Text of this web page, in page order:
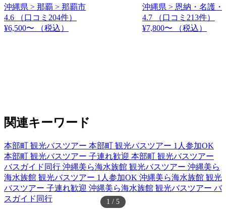
1 / 5
沖縄県 > 那覇 > 那覇市
4.6
（口コミ204件）
¥6,500〜
（税込）
沖縄県 > 恩納・名護・
4.7
（口コミ213件）
¥7,800〜
（税込）
関連キーワード
本部町 観光バスツアー 本部町 観光バスツアー 1人参加OK
本部町 観光バスツアー 子連れ歓迎 本部町 観光バスツアー
バスガイド同行 沖縄美ら海水族館 観光バスツアー 沖縄美ら
海水族館 観光バスツアー 1人参加OK 沖縄美ら海水族館 観光
バスツアー 子連れ歓迎 沖縄美ら海水族館 観光バスツアー バ
スガイド同行